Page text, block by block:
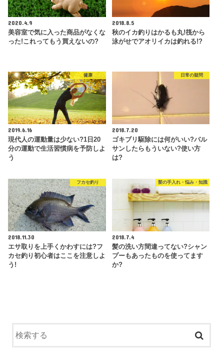
2020.4.9
美容室で気に入った商品がなくな
った!これってもう買えないの?
2018.8.5
秋のイカ釣りはかるも丸!筏から
泳がせでアオリイカは釣れる!?
健康
2019.6.16
現代人の運動量は少ない?1日20
分の運動で生活習慣病を予防しよ
う
日常の疑問
2018.7.20
ゴキブリ駆除には何がいい?バル
サンしたらもういない?使い方
は?
フカセ釣り
2018.11.30
エサ取りを上手くかわすには?フ
カセ釣り初心者はここを注意しよ
う!
髪の手入れ・悩み・知識
2018.7.4
髪の洗い方間違ってない?シャン
プーもあったものを使ってます
か?